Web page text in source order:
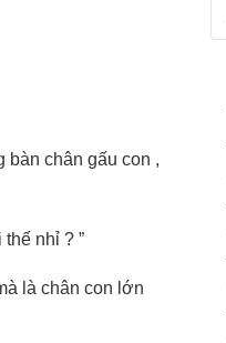
bàn chân gấu con ,
nhỉ ? ”
là chân con lớn
for: